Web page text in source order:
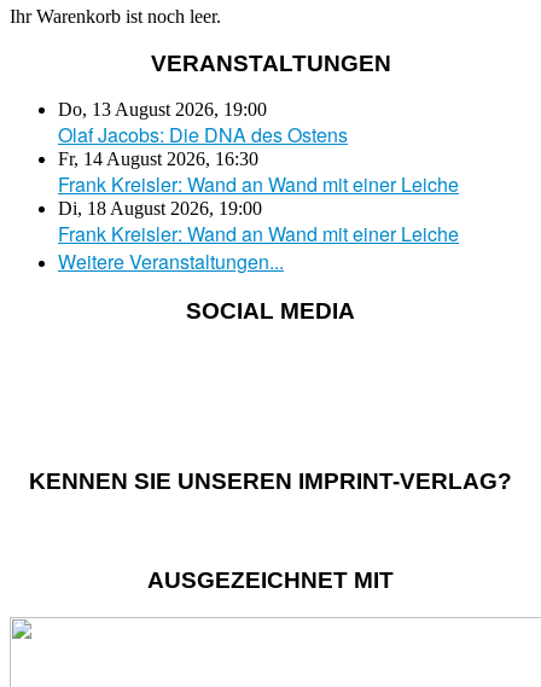
Ihr Warenkorb ist noch leer.
VERANSTALTUNGEN
Do, 13 August 2026, 19:00
Olaf Jacobs: Die DNA des Ostens
Fr, 14 August 2026, 16:30
Frank Kreisler: Wand an Wand mit einer Leiche
Di, 18 August 2026, 19:00
Frank Kreisler: Wand an Wand mit einer Leiche
Weitere Veranstaltungen...
SOCIAL MEDIA
KENNEN SIE UNSEREN IMPRINT-VERLAG?
AUSGEZEICHNET MIT